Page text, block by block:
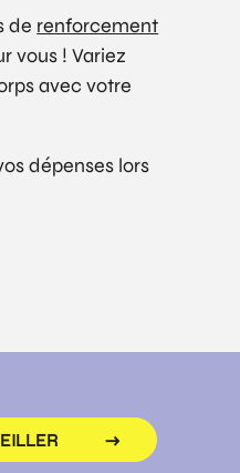
de renforcement
vous ! Variez
avec votre
dépenses lors